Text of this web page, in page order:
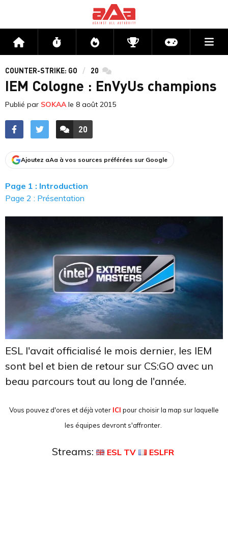
Accueil Flux Directs CompétitionsActu jeux
COUNTER-STRIKE: GO 20 commentaires
IEM Cologne : EnVyUs champions
Publié par SOKAAle 8 août 2015
ACCÉDER AUX
20
COMMENTAIRES
Ajoutez aAa à vos sources préférées sur Google
Page 1 : Introduction
Page 2 : Présentation
ESL l'avait officialisé le mois dernier, les IEM
sont bel et bien de retour sur CS:GO avec un
beau parcours tout au long de l'année.
Vous pouvez d'ores et déjà voter ICI pour choisir la map sur laquelle
les équipes devront s'affronter.
Streams: ESL TV ESLFR